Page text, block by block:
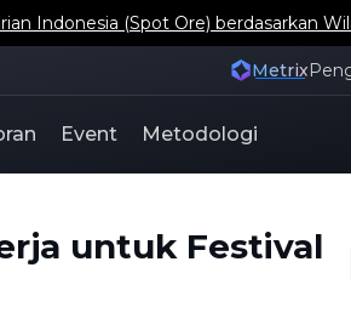
Indonesia (Spot Ore) berdasarkan
Metrix
Event Metodologi
untuk Festival